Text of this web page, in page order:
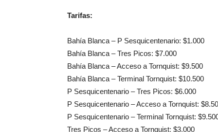
Tarifas:
Bahía Blanca – P Sesquicentenario: $1.000
Bahía Blanca – Tres Picos: $7.000
Bahía Blanca – Acceso a Tornquist: $9.500
Bahía Blanca – Terminal Tornquist: $10.500
P Sesquicentenario – Tres Picos: $6.000
P Sesquicentenario – Acceso a Tornquist:
P Sesquicentenario – Terminal Tornquist:
Tres Picos – Acceso a Tornquist: $3.000